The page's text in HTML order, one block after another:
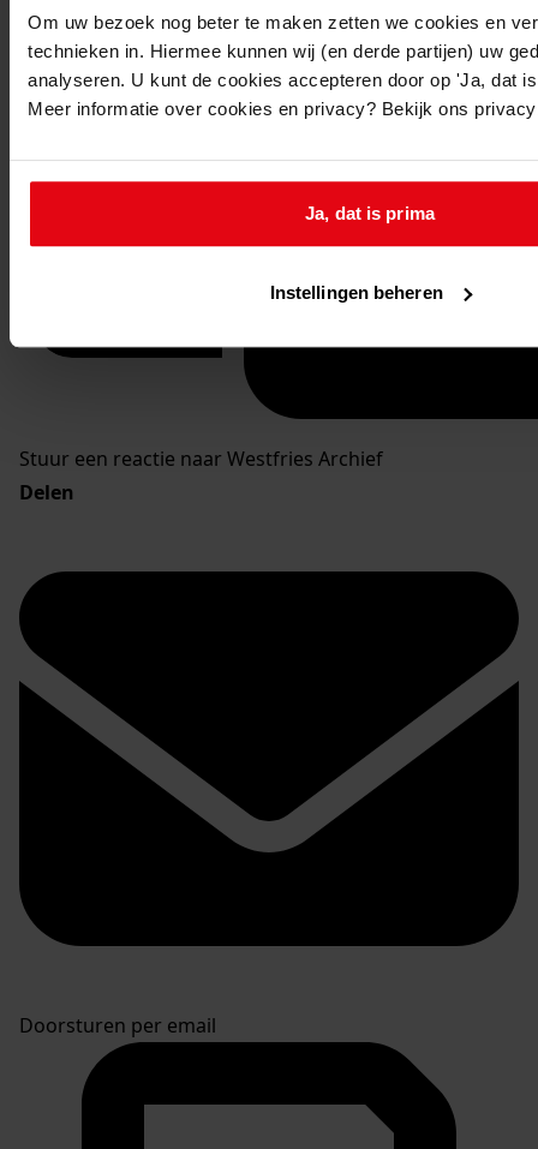
Om uw bezoek nog beter te maken zetten we cookies en
technieken in. Hiermee kunnen wij (en derde partijen) uw
analyseren. U kunt de cookies accepteren door op 'Ja, dat
Meer informatie over cookies en privacy? Bekijk ons
Ja, dat is prima
Instellingen beheren
Stuur een reactie naar Westfries Archief
Delen
Doorsturen per email